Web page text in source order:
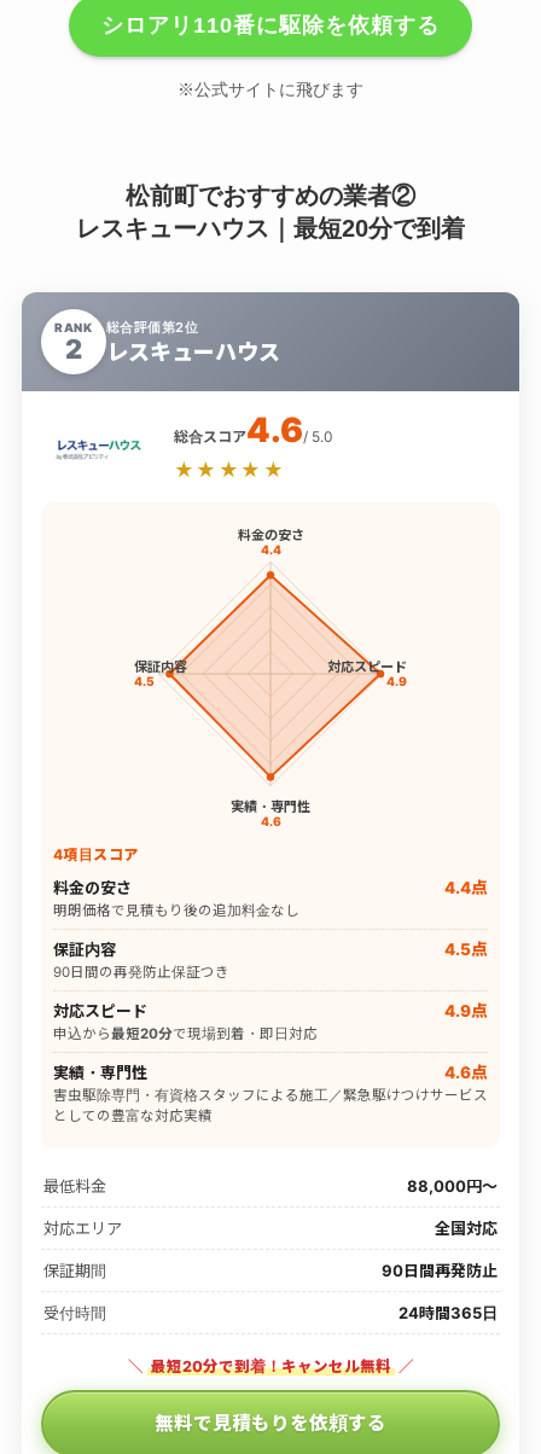
シロアリ110番に駆除を依頼する
※公式サイトに飛びます
松前町でおすすめの業者②
レスキューハウス｜最短20分で到着
RANK
2
総合評価第2位
レスキューハウス
総合スコア4.6/ 5.0
★★★★★
料金の安さ
4.4
対応スピード
4.9
実績・専門性
4.6
保証内容
4.5
4項目スコア
料金の安さ 4.4点
明朗価格で見積もり後の追加料金なし
保証内容 4.5点
90日間の再発防止保証つき
対応スピード 4.9点
申込から最短20分で現場到着・即日対応
実績・専門性 4.6点
害虫駆除専門・有資格スタッフによる施工／緊急駆けつけサービス
としての豊富な対応実績
最低料金 88,000円〜
対応エリア 全国対応
保証期間 90日間再発防止
受付時間 24時間365日
＼ 最短20分で到着！キャンセル無料 ／
無料で見積もりを依頼する